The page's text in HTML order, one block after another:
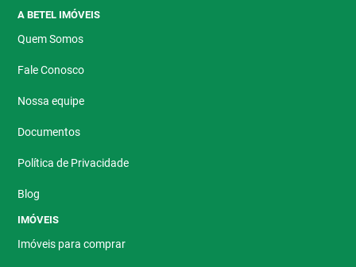
A BETEL IMÓVEIS
Quem Somos
Fale Conosco
Nossa equipe
Documentos
Política de Privacidade
Blog
IMÓVEIS
Imóveis para comprar